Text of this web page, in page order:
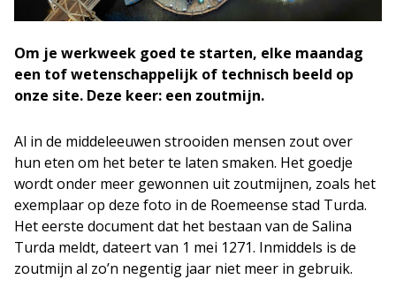
Om je werkweek goed te starten, elke maandag
een tof wetenschappelijk of technisch beeld op
onze site. Deze keer: een zoutmijn.
Al in de middeleeuwen strooiden mensen zout over
hun eten om het beter te laten smaken. Het goedje
wordt onder meer gewonnen uit zoutmijnen, zoals het
exemplaar op deze foto in de Roemeense stad Turda.
Het eerste document dat het bestaan van de Salina
Turda meldt, dateert van 1 mei 1271. Inmiddels is de
zoutmijn al zo’n negentig jaar niet meer in gebruik.